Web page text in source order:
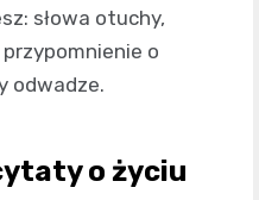
słowa otuchy,
o
odwadze.
o życiu